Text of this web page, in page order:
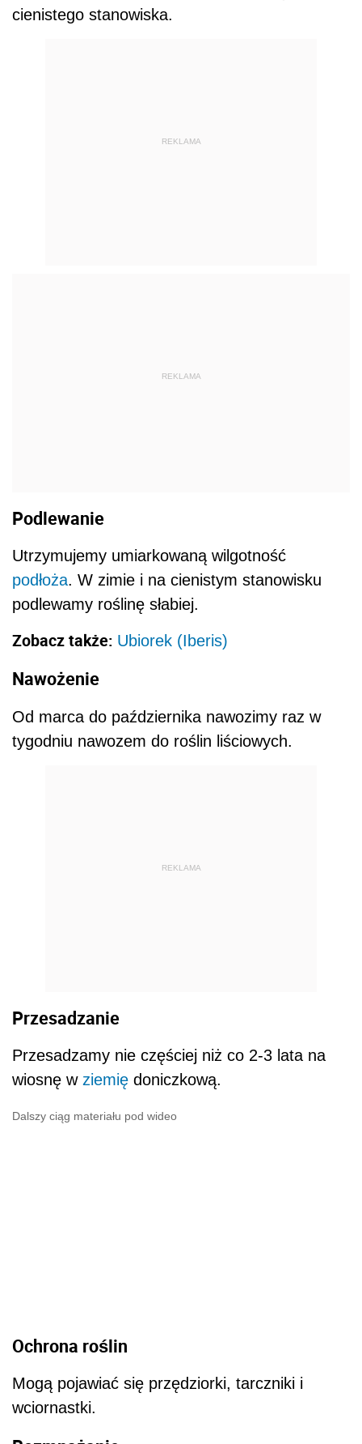
cienistego stanowiska.
REKLAMA
REKLAMA
Podlewanie
Utrzymujemy umiarkowaną wilgotność
podłoża. W zimie i na cienistym stanowisku
podlewamy roślinę słabiej.
Zobacz także: Ubiorek (Iberis)
Nawożenie
Od marca do października nawozimy raz w
tygodniu nawozem do roślin liściowych.
REKLAMA
Przesadzanie
Przesadzamy nie częściej niż co 2-3 lata na
wiosnę w ziemię doniczkową.
Dalszy ciąg materiału pod wideo
Ochrona roślin
Mogą pojawiać się przędziorki, tarczniki i
wciornastki.